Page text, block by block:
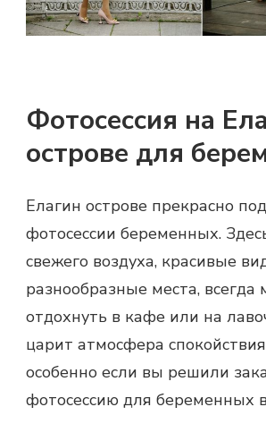
Фотосессия на
острове для
Елагин острове прекрасно
фотосессии беременных.
свежего воздуха, красивые
разнообразные места, всегда
отдохнуть в кафе или на
царит атмосфера
особенно если вы решили
фотосессию для беременных